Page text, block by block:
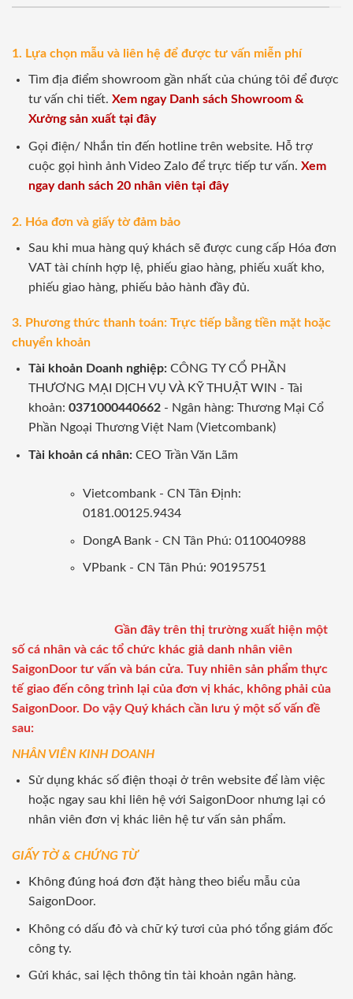
1. Lựa chọn mẫu và liên hệ để được tư vấn miễn phí
Tìm địa điểm showroom gần nhất của chúng tôi để được
tư vấn chi tiết. Xem ngay Danh sách Showroom &
Xưởng sản xuất tại đây
Gọi điện/ Nhắn tin đến hotline trên website. Hỗ trợ
cuộc gọi hình ảnh Video Zalo để trực tiếp tư vấn. Xem
ngay danh sách 20 nhân viên tại đây
2. Hóa đơn và giấy tờ đảm bảo
Sau khi mua hàng quý khách sẽ được cung cấp Hóa đơn
VAT tài chính hợp lệ, phiếu giao hàng, phiếu xuất kho,
phiếu giao hàng, phiếu bảo hành đầy đủ.
3. Phương thức thanh toán: Trực tiếp bằng tiền mặt hoặc
chuyển khoản
Tài khoản Doanh nghiệp:CÔNG TY CỔ PHẦN
THƯƠNG MẠI DỊCH VỤ VÀ KỸ THUẬT WIN - Tài
khoản: 0371000440662- Ngân hàng: Thương Mại Cổ
Phần Ngoại Thương Việt Nam (Vietcombank)
Tài khoản cá nhân: CEO Trần Văn Lãm
Vietcombank - CN Tân Định:
0181.00125.9434
DongA Bank - CN Tân Phú: 0110040988
VPbank - CN Tân Phú: 90195751
Gần đây trên thị trường xuất hiện một
số cá nhân và các tổ chức khác giả danh nhân viên
SaigonDoor tư vấn và bán cửa. Tuy nhiên sản phẩm thực
tế giao đến công trình lại của đơn vị khác, không phải của
SaigonDoor. Do vậy Quý khách cần lưu ý một số vấn đề
sau:
NHÂN VIÊN KINH DOANH
Sử dụng khác số điện thoại ở trên website để làm việc
hoặc ngay sau khi liên hệ với SaigonDoor nhưng lại có
nhân viên đơn vị khác liên hệ tư vấn sản phẩm.
GIẤY TỜ & CHỨNG TỪ
Không đúng hoá đơn đặt hàng theo biểu mẫu của
SaigonDoor.
Không có dấu đỏ và chữ ký tươi của phó tổng giám đốc
công ty.
Gửi khác, sai lệch thông tin tài khoản ngân hàng.